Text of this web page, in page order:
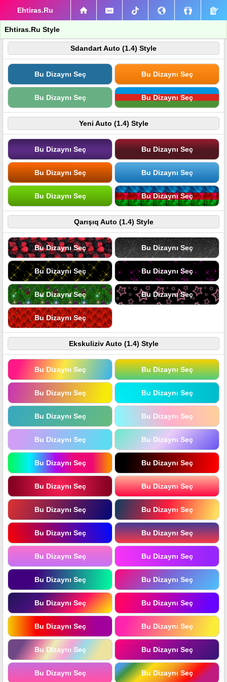
Ehtiras.Ru
Ehtiras.Ru Style
Sdandart Auto (1.4) Style
Bu Dizaynı Seç Bu Dizaynı Seç
Bu Dizaynı Seç Bu Dizaynı Seç
Yeni Auto (1.4) Style
Bu Dizaynı Seç Bu Dizaynı Seç
Bu Dizaynı Seç Bu Dizaynı Seç
Bu Dizaynı Seç Bu Dizaynı Seç
Qarışıq Auto (1.4) Style
Bu Dizaynı Seç Bu Dizaynı Seç
Bu Dizaynı Seç Bu Dizaynı Seç
Bu Dizaynı Seç Bu Dizaynı Seç
Bu Dizaynı Seç
Ekskuliziv Auto (1.4) Style
Bu Dizaynı Seç Bu Dizaynı Seç
Bu Dizaynı Seç Bu Dizaynı Seç
Bu Dizaynı Seç Bu Dizaynı Seç
Bu Dizaynı Seç Bu Dizaynı Seç
Bu Dizaynı Seç Bu Dizaynı Seç
Bu Dizaynı Seç Bu Dizaynı Seç
Bu Dizaynı Seç Bu Dizaynı Seç
Bu Dizaynı Seç Bu Dizaynı Seç
Bu Dizaynı Seç Bu Dizaynı Seç
Bu Dizaynı Seç Bu Dizaynı Seç
Bu Dizaynı Seç Bu Dizaynı Seç
Bu Dizaynı Seç Bu Dizaynı Seç
Bu Dizaynı Seç Bu Dizaynı Seç
Bu Dizaynı Seç Bu Dizaynı Seç